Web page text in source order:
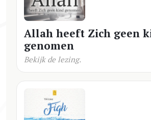
Allah heeft Zich geen
genomen
Bekijk de lezing.